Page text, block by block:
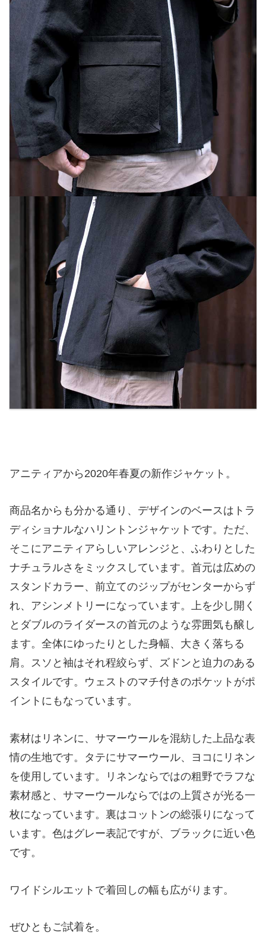
アニティアから2020年春夏の新作ジャケット。
商品名からも分かる通り、デザインのベースはトラ
ディショナルなハリントンジャケットです。ただ、
そこにアニティアらしいアレンジと、ふわりとした
ナチュラルさをミックスしています。首元は広めの
スタンドカラー、前立てのジップがセンターからず
れ、アシンメトリーになっています。上を少し開く
とダブルのライダースの首元のような雰囲気も醸し
ます。全体にゆったりとした身幅、大きく落ちる
肩。スソと袖はそれ程絞らず、ズドンと迫力のある
スタイルです。ウェストのマチ付きのポケットがポ
イントにもなっています。
素材はリネンに、サマーウールを混紡した上品な表
情の生地です。タテにサマーウール、ヨコにリネン
を使用しています。リネンならではの粗野でラフな
素材感と、サマーウールならではの上質さが光る一
枚になっています。裏はコットンの総張りになって
います。色はグレー表記ですが、ブラックに近い色
です。
ワイドシルエットで着回しの幅も広がります。
ぜひともご試着を。